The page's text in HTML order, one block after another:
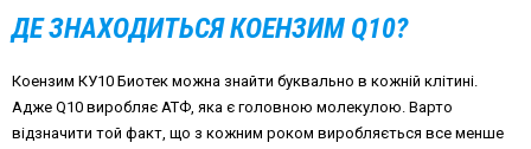
ДЕ ЗНАХОДИТЬСЯ КОЕНЗИМ Q10?
Коензим КУ10 Биотек можна знайти буквально в кожній клітині.
Адже Q10 виробляє АТФ, яка є головною молекулою. Варто
відзначити той факт, що з кожним роком виробляється все менше